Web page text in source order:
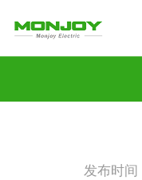
发布时间